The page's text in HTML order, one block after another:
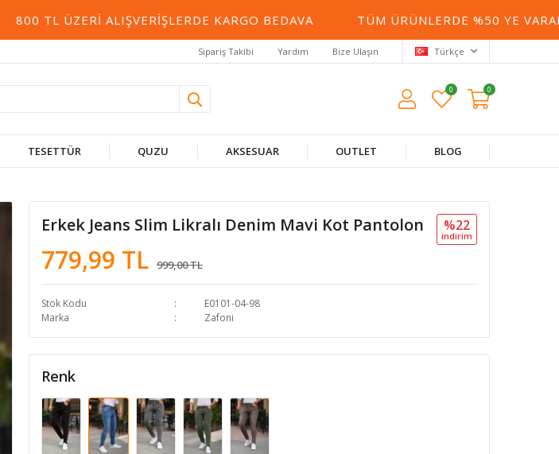
800 TL ÜZERI ALIŞVERIŞLERDE KARGO BEDAVA TÜM ÜRÜNLERDE %50 YE VARAN
Sipariş Takibi Yardım Bize Ulaşın Türkçe
0 0
TESETTÜR QUZU AKSESUAR OUTLET BLOG
Erkek Jeans Slim Likralı Denim Mavi Kot Pantolon
779,99 TL 999,00 TL
%22
i̇ndi̇ri̇m
Stok Kodu
E0101-04-98
Marka
Zafoni
Renk